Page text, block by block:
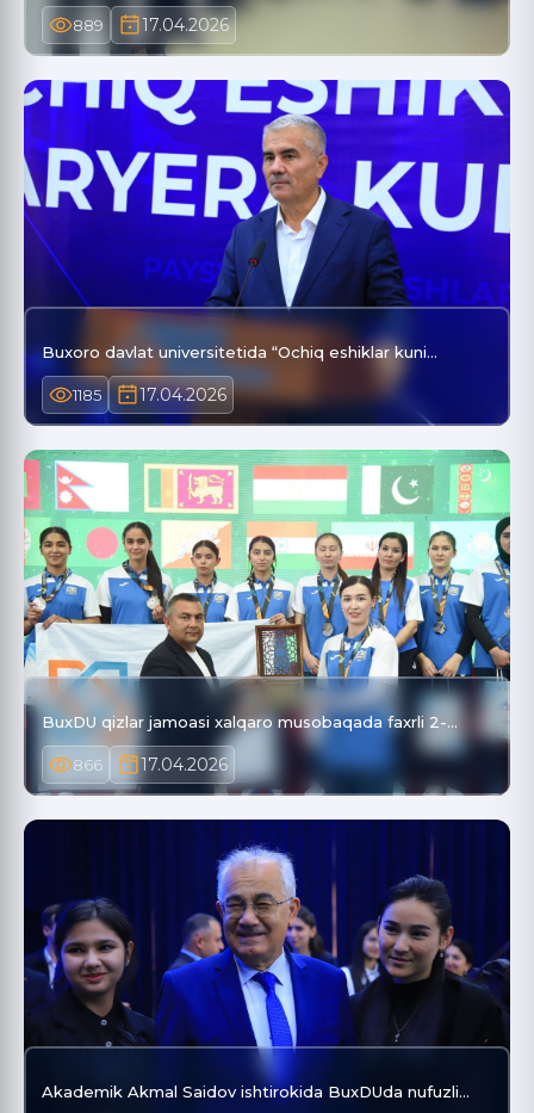
889 17.04.2026
Buxoro davlat universitetida “Ochiq eshiklar kuni…
1185 17.04.2026
BuxDU qizlar jamoasi xalqaro musobaqada faxrli 2-…
866 17.04.2026
Akademik Akmal Saidov ishtirokida BuxDUda nufuzli…